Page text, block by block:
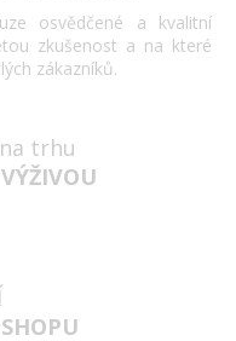
osvědčené a kvalitní
zkušenost a na které
zákazníků.
trhu